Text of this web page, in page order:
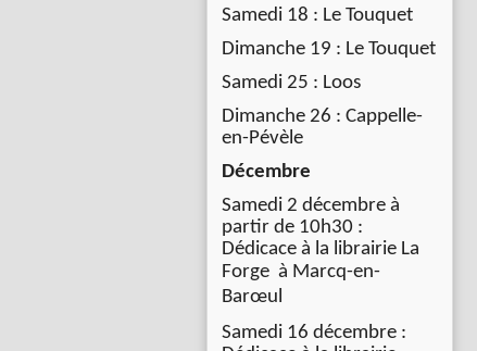
Samedi 18 : Le Touquet
Dimanche 19 : Le Touquet
Samedi 25 : Loos
Dimanche 26 : Cappelle-
en-Pévèle
Décembre
Samedi 2 décembre à
partir de 10h30 :
Dédicace à la librairie La
Forge à Marcq-en-
Barœul
Samedi 16 décembre :